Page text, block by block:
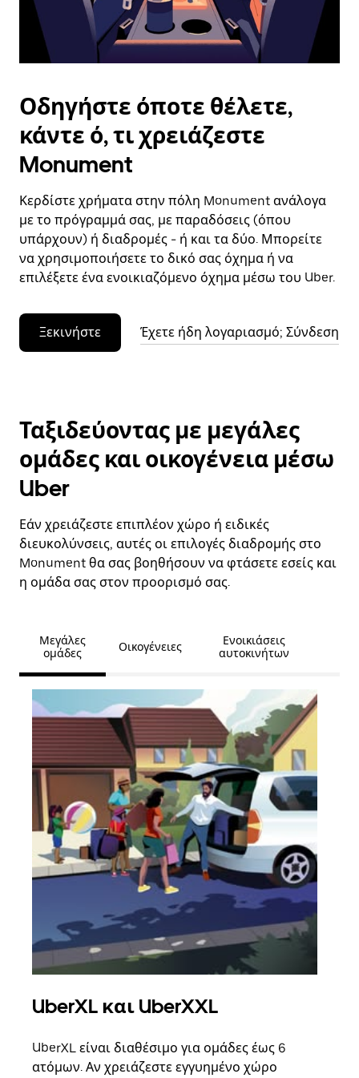
ημερολόγιο.
Οδηγήστε όποτε θέλετε,
κάντε ό, τι χρειάζεστε
Monument
Κερδίστε χρήματα στην πόλη Monument ανάλογα
με το πρόγραμμά σας, με παραδόσεις (όπου
υπάρχουν) ή διαδρομές - ή και τα δύο. Μπορείτε
να χρησιμοποιήσετε το δικό σας όχημα ή να
επιλέξετε ένα ενοικιαζόμενο όχημα μέσω του Uber.
Ξεκινήστε Έχετε ήδη λογαριασμό; Σύνδεση
Ταξιδεύοντας με μεγάλες
ομάδες και οικογένεια μέσω
Uber
Εάν χρειάζεστε επιπλέον χώρο ή ειδικές
διευκολύνσεις, αυτές οι επιλογές διαδρομής στο
Monument θα σας βοηθήσουν να φτάσετε εσείς και
η ομάδα σας στον προορισμό σας.
Μεγάλες
ομάδες
Οικογένειες
Ενοικιάσεις
αυτοκινήτων
UberXL και UberXXL
UberXL είναι διαθέσιμο για ομάδες έως 6
ατόμων. Αν χρειάζεστε εγγυημένο χώρο